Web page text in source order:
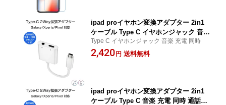
ipad proイヤホン変換アダプター 2in1
ケーブル Type C イヤホンジャック 音楽
充電 同時 通話可能 3.5mm 拡張 変換ケ
ーブル ヘッドホン リモコン対応 Androi
Type C イヤホンジャック 音楽 充電 同時
2,420 円 送料無料
ipad proイヤホン変換アダプター 2in1
ケーブル Type C 音楽 充電 同時 通話可